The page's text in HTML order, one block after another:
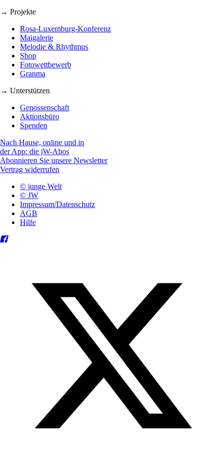
→ Projekte
Rosa-Luxemburg-Konferenz
Maigalerie
Melodie & Rhythmus
Shop
Fotowettbewerb
Granma
→ Unterstützen
Genossenschaft
Aktionsbüro
Spenden
Nach Hause, online und in
der App: die jW-Abos
Abonnieren Sie unsere Newsletter
Vertrag widerrufen
© junge Welt
© JW
Impressum/Datenschutz
AGB
Hilfe